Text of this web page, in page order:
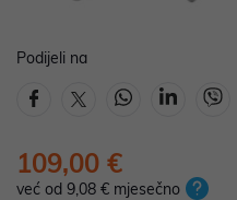
Podijeli na
109,00 €
već od 9,08 € mjesečno